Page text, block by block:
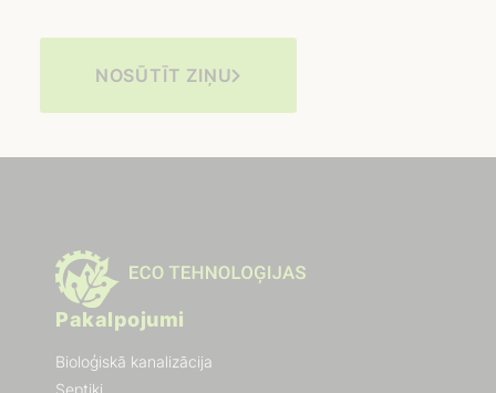
NOSŪTĪT ZIŅU
Pakalpojumi
Bioloģiskā kanalizācija
Septiķi